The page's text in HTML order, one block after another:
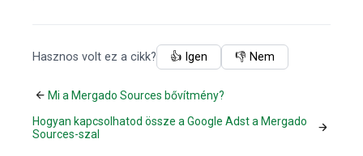
Hasznos volt ez a cikk? 👍 Igen 👎 Nem
Mi a Mergado Sources bővítmény?
Hogyan kapcsolhatod össze a Google Adst a Mergado
Sources-szal